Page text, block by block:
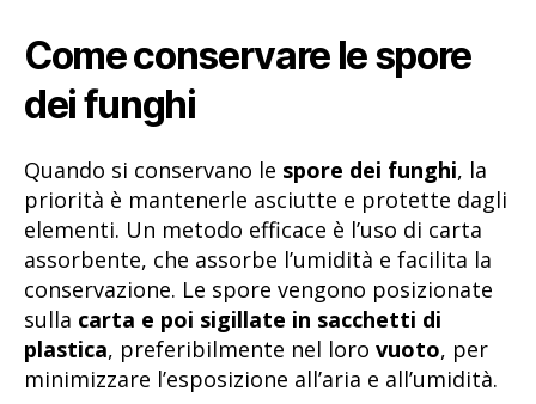
Come conservare le spore
dei funghi
Quando si conservano le spore dei funghi, la
priorità è mantenerle asciutte e protette dagli
elementi. Un metodo efficace è l’uso di carta
assorbente, che assorbe l’umidità e facilita la
conservazione. Le spore vengono posizionate
sulla carta e poi sigillate in sacchetti di
plastica, preferibilmente nel loro vuoto, per
minimizzare l’esposizione all’aria e all’umidità.